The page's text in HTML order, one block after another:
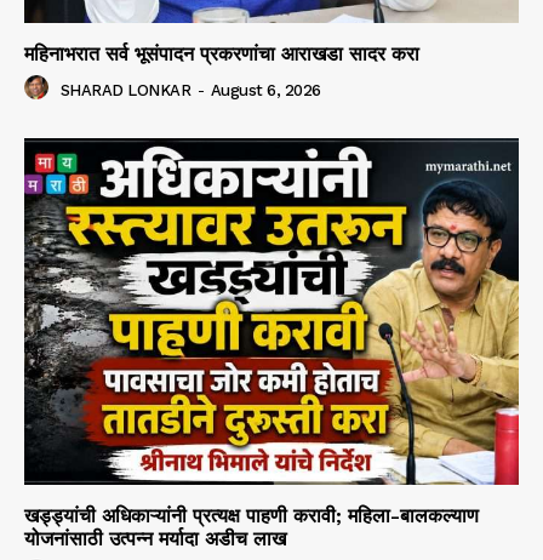
महिनाभरात सर्व भूसंपादन प्रकरणांचा आराखडा सादर करा
SHARAD LONKAR - August 6, 2026
खड्ड्यांची अधिकाऱ्यांनी प्रत्यक्ष पाहणी करावी; महिला-बालकल्याण
योजनांसाठी उत्पन्न मर्यादा अडीच लाख